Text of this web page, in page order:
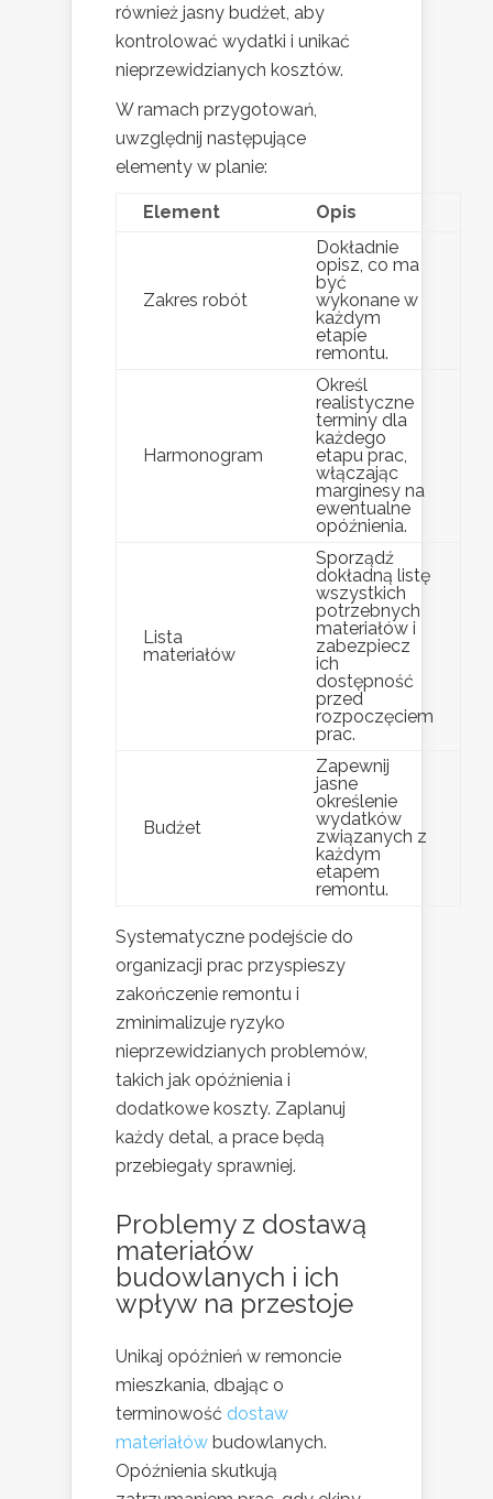
również jasny budżet, aby
kontrolować wydatki i unikać
nieprzewidzianych kosztów.
W ramach przygotowań,
uwzględnij następujące
elementy w planie:
Element Opis
Zakres robót
Dokładnie
opisz, co ma
być
wykonane w
każdym
etapie
remontu.
Harmonogram
Określ
realistyczne
terminy dla
każdego
etapu prac,
włączając
marginesy na
ewentualne
opóźnienia.
Lista
materiałów
Sporządź
dokładną listę
wszystkich
potrzebnych
materiałów i
zabezpiecz
ich
dostępność
przed
rozpoczęciem
prac.
Budżet
Zapewnij
jasne
określenie
wydatków
związanych z
każdym
etapem
remontu.
Systematyczne podejście do
organizacji prac przyspieszy
zakończenie remontu i
zminimalizuje ryzyko
nieprzewidzianych problemów,
takich jak opóźnienia i
dodatkowe koszty. Zaplanuj
każdy detal, a prace będą
przebiegały sprawniej.
Problemy z dostawą
materiałów
budowlanych i ich
wpływ na przestoje
Unikaj opóźnień w remoncie
mieszkania, dbając o
terminowość dostaw
materiałów budowlanych.
Opóźnienia skutkują